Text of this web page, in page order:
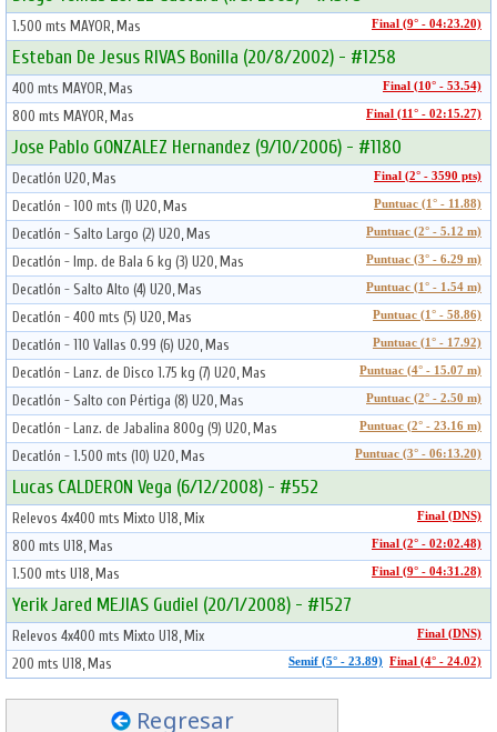
1.500 mts MAYOR, Mas Final (9° - 04:23.20)
Esteban De Jesus RIVAS Bonilla (20/8/2002) - #1258
400 mts MAYOR, Mas Final (10° - 53.54)
800 mts MAYOR, Mas Final (11° - 02:15.27)
Jose Pablo GONZALEZ Hernandez (9/10/2006) - #1180
Decatlón U20, Mas Final (2° - 3590 pts)
Decatlón - 100 mts (1) U20, Mas Puntuac (1° - 11.88)
Decatlón - Salto Largo (2) U20, Mas Puntuac (2° - 5.12 m)
Decatlón - Imp. de Bala 6 kg (3) U20, Mas Puntuac (3° - 6.29 m)
Decatlón - Salto Alto (4) U20, Mas Puntuac (1° - 1.54 m)
Decatlón - 400 mts (5) U20, Mas Puntuac (1° - 58.86)
Decatlón - 110 Vallas 0.99 (6) U20, Mas Puntuac (1° - 17.92)
Decatlón - Lanz. de Disco 1.75 kg (7) U20, Mas Puntuac (4° - 15.07 m)
Decatlón - Salto con Pértiga (8) U20, Mas Puntuac (2° - 2.50 m)
Decatlón - Lanz. de Jabalina 800g (9) U20, Mas Puntuac (2° - 23.16 m)
Decatlón - 1.500 mts (10) U20, Mas Puntuac (3° - 06:13.20)
Lucas CALDERON Vega (6/12/2008) - #552
Relevos 4x400 mts Mixto U18, Mix Final (DNS)
800 mts U18, Mas Final (2° - 02:02.48)
1.500 mts U18, Mas Final (9° - 04:31.28)
Yerik Jared MEJIAS Gudiel (20/1/2008) - #1527
Relevos 4x400 mts Mixto U18, Mix Final (DNS)
200 mts U18, Mas Final (4° - 24.02)
Semif (5° - 23.89)
Regresar